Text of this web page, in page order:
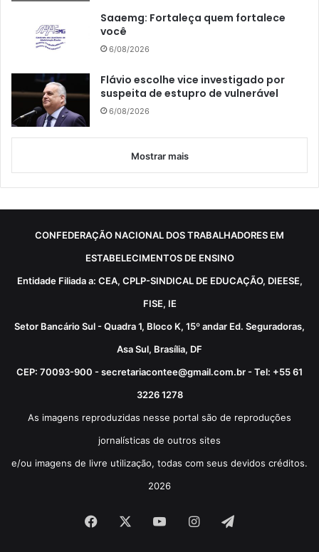
Saaemg: Fortaleça quem fortalece
você
6/08/2026
Flávio escolhe vice investigado por
suspeita de estupro de vulnerável
6/08/2026
Mostrar mais
CONFEDERAÇÃO NACIONAL DOS TRABALHADORES EM
ESTABELECIMENTOS DE ENSINO
Entidade Filiada a: CEA, CPLP-SINDICAL DE EDUCAÇÃO, DIEESE,
FISE, IE
Setor Bancário Sul - Quadra 1, Bloco K, 15º andar Ed. Seguradoras,
Asa Sul, Brasília, DF
CEP: 70093-900 - secretariacontee@gmail.com.br - Tel: +55 61
3226 1278
As imagens reproduzidas nesse portal são de reproduções
jornalísticas de outros sites
e/ou imagens de livre utilização, todas com seus devidos créditos.
2026
Facebook YouTubeInstagram